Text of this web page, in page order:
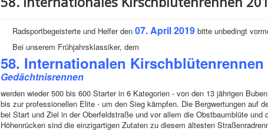
Radsportbegeisterte und Helfer den 07. April 2019 bitte unbedingt
Bei unserem Frühjahrsklassiker, dem
58. Internationalen Kirschblütenrennen
Gedächtnisrennen
werden wieder 500 bis 600 Starter in 6 Kategorien - von den 13 jährigen
bis zur professionellen Elite - um den Sieg kämpfen. Die Bergwertungen auf
bei Start und Ziel in der Oberfeldstraße und vor allem die Obstbaumblüte und
Höhenrücken sind die einzigartigen Zutaten zu diesem ältesten